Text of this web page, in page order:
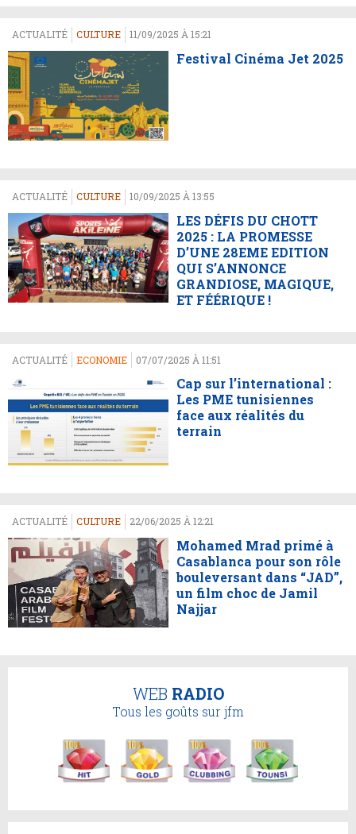
ACTUALITÉ CULTURE 11/09/2025 À 15:21
Festival Cinéma Jet 2025
ACTUALITÉ CULTURE 10/09/2025 À 13:55
LES DÉFIS DU CHOTT
2025 : LA PROMESSE
D’UNE 28EME EDITION
QUI S’ANNONCE
GRANDIOSE, MAGIQUE,
ET FÉÉRIQUE !
ACTUALITÉ ECONOMIE 07/07/2025 À 11:51
Cap sur l’international :
Les PME tunisiennes
face aux réalités du
terrain
ACTUALITÉ CULTURE 22/06/2025 À 12:21
Mohamed Mrad primé à
Casablanca pour son rôle
bouleversant dans “JAD”,
un film choc de Jamil
Najjar
WEB RADIO
Tous les goûts sur jfm